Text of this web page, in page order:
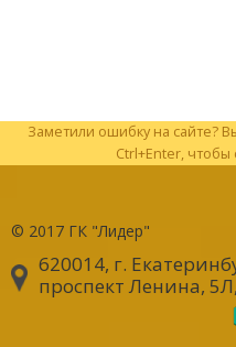
Заметили ошибку на сайте?
Ctrl+Enter,
© 2017 ГК "Лидер"
620014, г.
проспект Ленина,